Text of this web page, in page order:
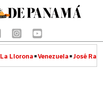
La Llorona Venezuela José